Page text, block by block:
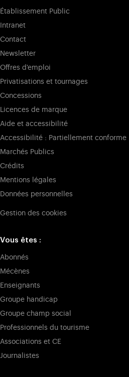
Établissement Public
Intranet
Contact
Newsletter
Offres d'emploi
Privatisations et tournages
Concessions
Licences de marque
Aide et accessibilité
Accessibilité : Partiellement conforme
Marchés Publics
Crédits
Mentions légales
Données personnelles
Gestion des cookies
Vous êtes :
Abonnés
Mécènes
Enseignants
Groupe handicap
Groupe champ social
Professionnels du tourisme
Associations et CE
Journalistes